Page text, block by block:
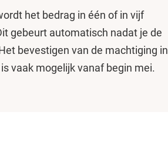
het bedrag in één of in vijf
gebeurt automatisch nadat je de
bevestigen van de machtiging in
vaak mogelijk vanaf begin mei.